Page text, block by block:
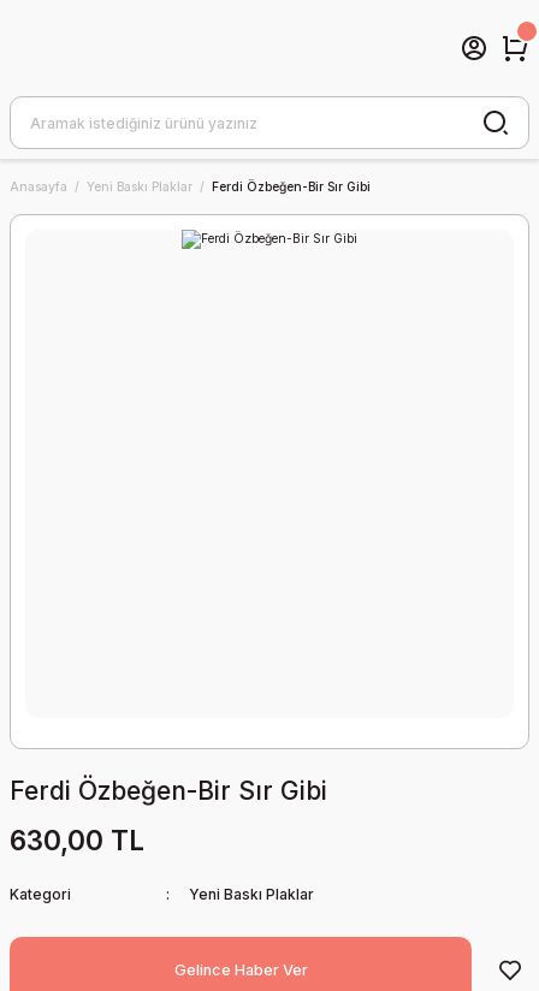
Anasayfa Yeni Baskı Plaklar Ferdi Özbeğen-Bir Sır Gibi
Ferdi Özbeğen-Bir Sır Gibi
630,00 TL
Kategori Yeni Baskı Plaklar
Gelince Haber Ver